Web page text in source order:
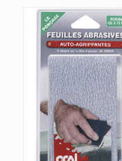
Les
options
être
choisies
sur
la
page
du
produit